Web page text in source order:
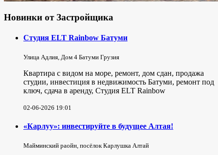
Новинки от Застройщика
Студия ELT Rainbow Батуми
Улица Адлия, Дом 4 Батуми Грузия
Квартира с видом на море, ремонт, дом сдан, продажа
студии, инвестиция в недвижимость Батуми, ремонт под
ключ, сдача в аренду, Студия ELT Rainbow
02-06-2026 19:01
«Карлуу»: инвестируйте в будущее Алтая!
Майминский раойн, посёлок Карлушка Алтай